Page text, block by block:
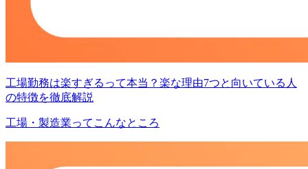
工場勤務は楽すぎるって本当？楽な理由7つと向いている人
の特徴を徹底解説
工場・製造業ってこんなところ